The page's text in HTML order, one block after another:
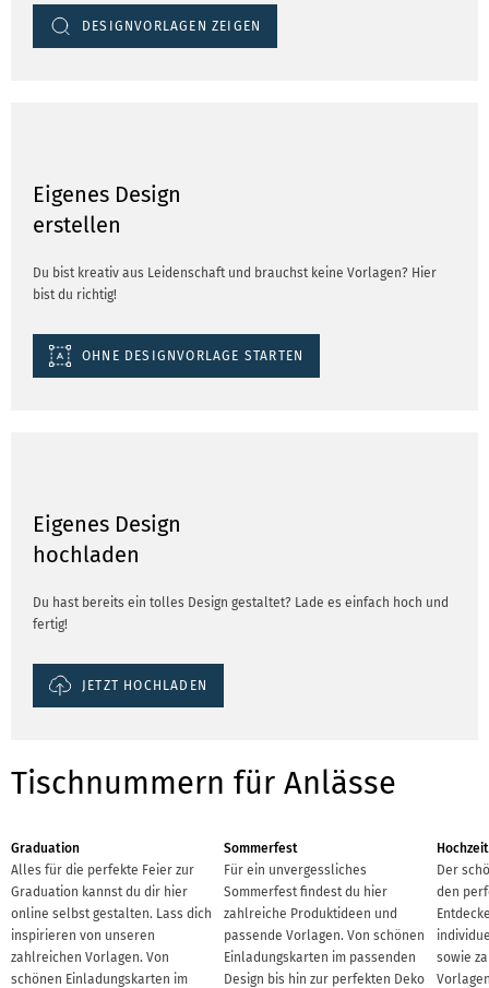
DESIGNVORLAGEN ZEIGEN
Eigenes Design
erstellen
Du bist kreativ aus Leidenschaft und brauchst keine Vorlagen? Hier
bist du richtig!
OHNE DESIGNVORLAGE STARTEN
Eigenes Design
hochladen
Du hast bereits ein tolles Design gestaltet? Lade es einfach hoch und
fertig!
JETZT HOCHLADEN
Tischnummern für Anlässe
Graduation
Alles für die perfekte Feier zur
Graduation kannst du dir hier
online selbst gestalten. Lass dich
inspirieren von unseren
zahlreichen Vorlagen. Von
schönen Einladungskarten im
Sommerfest
Für ein unvergessliches
Sommerfest findest du hier
zahlreiche Produktideen und
passende Vorlagen. Von schönen
Einladungskarten im passenden
Design bis hin zur perfekten Deko
Hochzeit
Der
den
sowie